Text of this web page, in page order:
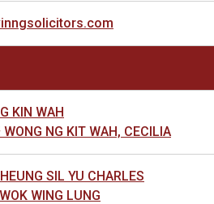
KIN WAH
NG KIT WAH, CECILIA
SIL YU CHARLES
WING LUNG